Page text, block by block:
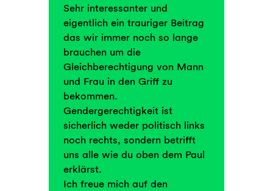
Sehr interessanter und
eigentlich ein trauriger Beitrag
das wir immer noch so lange
brauchen um die
Gleichberechtigung von Mann
und Frau in den Griff zu
bekommen.
Gendergerechtigkeit ist
sicherlich weder politisch links
noch rechts, sondern betrifft
uns alle wie du oben dem Paul
erklärst.
Ich freue mich auf den